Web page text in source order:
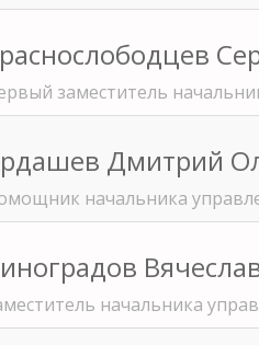
заместитель
Дмитрий
начальника
начальника